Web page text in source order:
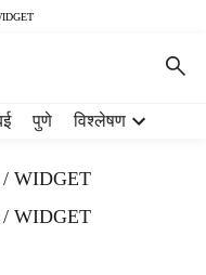
पुणे विश्लेषण
WIDGET
WIDGET